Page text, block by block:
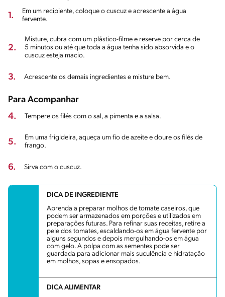
1.
Em um recipiente, coloque o cuscuz e acrescente a água
fervente.
2.
Misture, cubra com um plástico-filme e reserve por cerca de
5 minutos ou até que toda a água tenha sido absorvida e o
cuscuz esteja macio.
3. Acrescente os demais ingredientes e misture bem.
Para Acompanhar
4.
Tempere os filés com o sal, a pimenta e a salsa.
5.
Em uma frigideira, aqueça um fio de azeite e doure os filés de
frango.
6. Sirva com o cuscuz.
DICA DE INGREDIENTE
Aprenda a preparar molhos de tomate caseiros, que
podem ser armazenados em porções e utilizados em
preparações futuras. Para refinar suas receitas, retire a
pele dos tomates, escaldando-os em água fervente por
alguns segundos e depois mergulhando-os em água
com gelo. A polpa com as sementes pode ser
guardada para adicionar mais suculência e hidratação
em molhos, sopas e ensopados.
DICA ALIMENTAR